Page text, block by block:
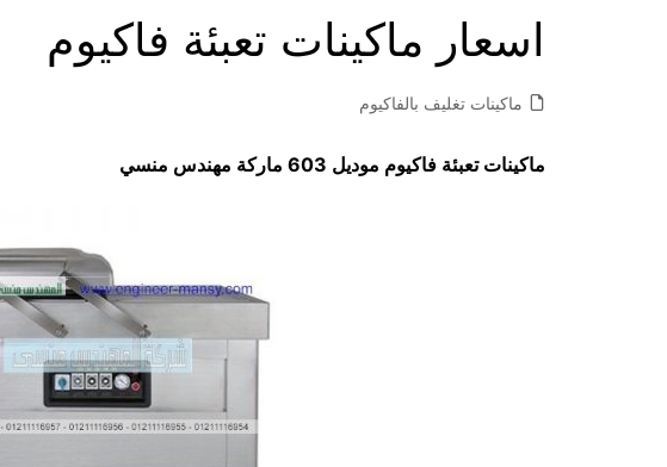
اسعار ماكينات تعبئة فاكيوم
ماكينات تغليف بالفاكيوم
ماكينات تعبئة فاكيوم موديل 603 ماركة مهندس منسي